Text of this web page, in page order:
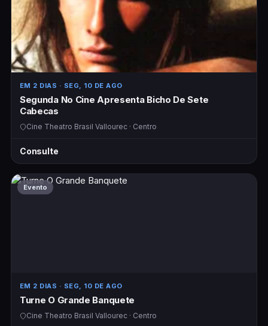
EM 2 DIAS · SEG, 10 DE AGO
Segunda No Cine Apresenta Bicho De Sete
Cabecas
Cine Theatro Brasil Vallourec · Centro
Consulte
Evento
EM 2 DIAS · SEG, 10 DE AGO
Turne O Grande Banquete
Cine Theatro Brasil Vallourec · Centro